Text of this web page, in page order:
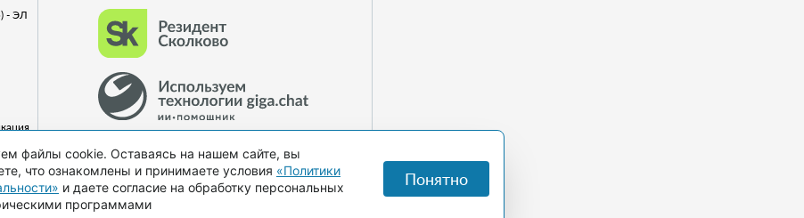
- ЭЛ
файлы cookie. Оставаясь на нашем сайте, вы
что ознакомлены и принимаете условия «Политики
и даете согласие на обработку персональных
программами
Понятно